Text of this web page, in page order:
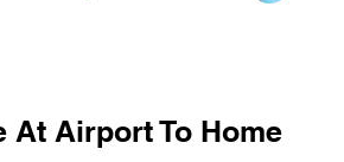
At Airport To Home